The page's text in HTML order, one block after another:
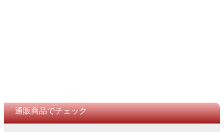
通販商品でチェック